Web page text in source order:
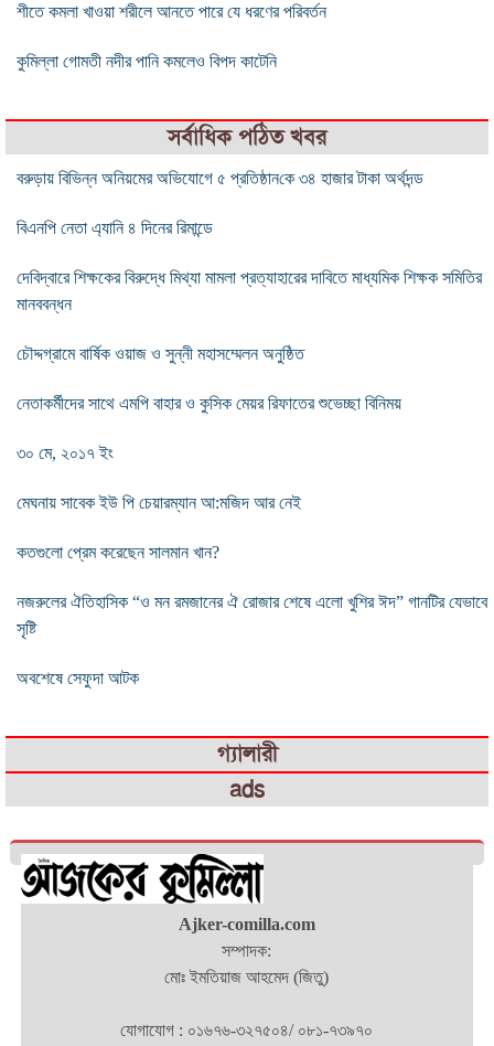
শীতে কমলা খাওয়া শরীলে আনতে পারে যে ধরণের পরিবর্তন
কুমিল্লা গোমতী নদীর পানি কমলেও বিপদ কাটেনি
সর্বাধিক পঠিত খবর
বরুড়ায় বিভিন্ন অনিয়মের অভিযোগে ৫ প্রতিষ্ঠান‌কে ৩৪ হাজার টাকা অর্থদন্ড
বিএনপি নেতা এ্যানি ৪ দিনের রিমান্ডে
দেবিদ্বারে শিক্ষকের বিরুদ্ধে মিথ্যা মামলা প্রত্যাহারের দাবিতে মাধ্যমিক শিক্ষক সমিতির
মানববন্ধন
চৌদ্দগ্রামে বার্ষিক ওয়াজ ও সুন্নী মহাসম্মেলন অনুষ্ঠিত
নেতাকর্মীদের সাথে এমপি বাহার ও কুসিক মেয়র রিফাতের শুভেচ্ছা বিনিময়
৩০ মে, ২০১৭ ইং
মেঘনায় সাবেক ইউ পি চেয়ারম্যান আ:মজিদ আর নেই
কতগুলো প্রেম করেছেন সালমান খান?
নজরুলের ঐতিহাসিক “ও মন রমজানের ঐ রোজার শেষে এলো খুশির ঈদ” গানটির যেভাবে
সৃষ্টি
অবশেষে সেফুদা আটক
গ্যালারী
ads
Ajker-comilla.com
সম্পাদক:
মোঃ ইমতিয়াজ আহমেদ (জিতু)
যোগাযোগ : ০১৬৭৬-৩২৭৫০৪/ ০৮১-৭৩৯৭০